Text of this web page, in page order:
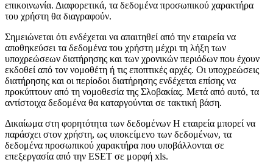
επικοινωνία. Διαφορετικά, τα δεδομένα προσωπικού χαρακτήρα
του χρήστη θα διαγραφούν.
Σημειώνεται ότι ενδέχεται να απαιτηθεί από την εταιρεία να
αποθηκεύσει τα δεδομένα του χρήστη μέχρι τη λήξη των
υποχρεώσεων διατήρησης και των χρονικών περιόδων που έχουν
εκδοθεί από τον νομοθέτη ή τις εποπτικές αρχές. Οι υποχρεώσεις
διατήρησης και οι περίοδοι διατήρησης ενδέχεται επίσης να
προκύπτουν από τη νομοθεσία της Σλοβακίας. Μετά από αυτό, τα
αντίστοιχα δεδομένα θα καταργούνται σε τακτική βάση.
Δικαίωμα στη φορητότητα των δεδομένων Η εταιρεία μπορεί να
παράσχει στον χρήστη, ως υποκείμενο των δεδομένων, τα
δεδομένα προσωπικού χαρακτήρα που υποβάλλονται σε
επεξεργασία από την ESET σε μορφή xls.